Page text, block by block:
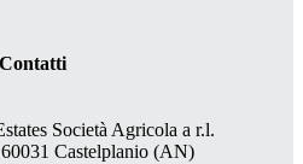
Contatti
Società Agricola a r.l.
Castelplanio (AN)